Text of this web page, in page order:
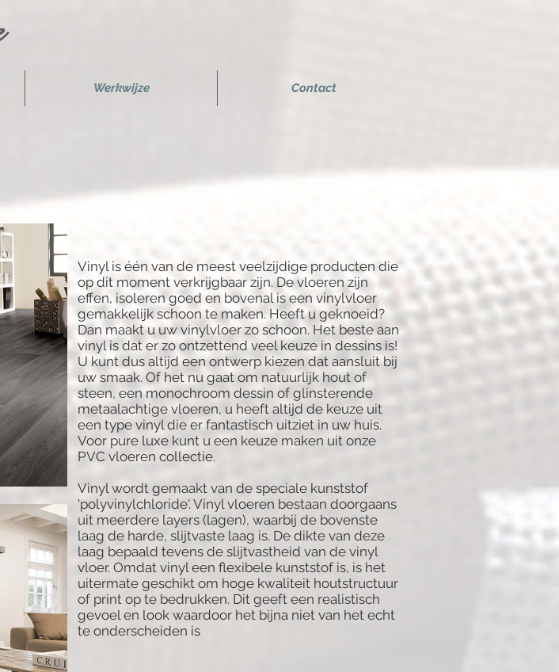
Werkwijze Contact
Vinyl is één van de meest veelzijdige producten die
op dit moment verkrijgbaar zijn. De vloeren zijn
effen, isoleren goed en bovenal is een vinylvloer
gemakkelijk schoon te maken. Heeft u geknoeid?
Dan maakt u uw vinylvloer zo schoon. Het beste aan
vinyl is dat er zo ontzettend veel keuze in dessins is!
U kunt dus altijd een ontwerp kiezen dat aansluit bij
uw smaak. Of het nu gaat om natuurlijk hout of
steen, een monochroom dessin of glinsterende
metaalachtige vloeren, u heeft altijd de keuze uit
een type vinyl die er fantastisch uitziet in uw huis.
Voor pure luxe kunt u een keuze maken uit onze
PVC vloeren collectie.
Vinyl wordt gemaakt van de speciale kunststof
'polyvinylchloride'. Vinyl vloeren bestaan doorgaans
uit meerdere layers (lagen), waarbij de bovenste
laag de harde, slijtvaste laag is. De dikte van deze
laag bepaald tevens de slijtvastheid van de vinyl
vloer. Omdat vinyl een flexibele kunststof is, is het
uitermate geschikt om hoge kwaliteit houtstructuur
of print op te bedrukken. Dit geeft een realistisch
gevoel en look waardoor het bijna niet van het echt
te onderscheiden is